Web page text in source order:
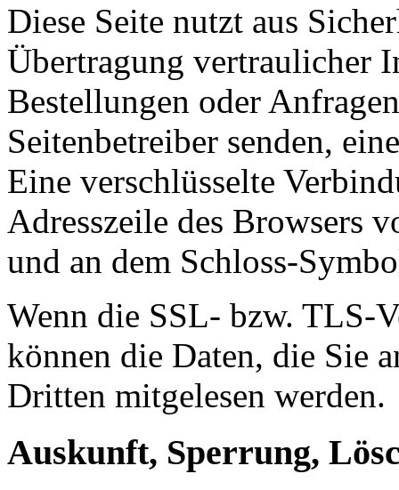
Diese Seite nutzt aus
Übertragung vertraulicher
Bestellungen oder
Seitenbetreiber senden,
Eine verschlüsselte
Adresszeile des Browsers
und an dem Schloss-
Wenn die SSL- bzw. TLS-
können die Daten, die Sie
Dritten mitgelesen werden.
Auskunft, Sperrung,